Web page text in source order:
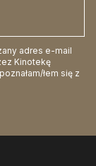
adres e-mail
Kinotekę
łem się z